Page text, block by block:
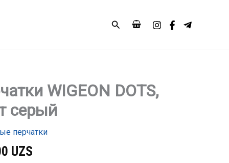
Поиск
WIGEON DOTS,
серый
перчатки
UZS